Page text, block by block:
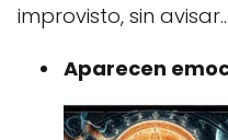
improvisto, sin avisar...
Aparecen